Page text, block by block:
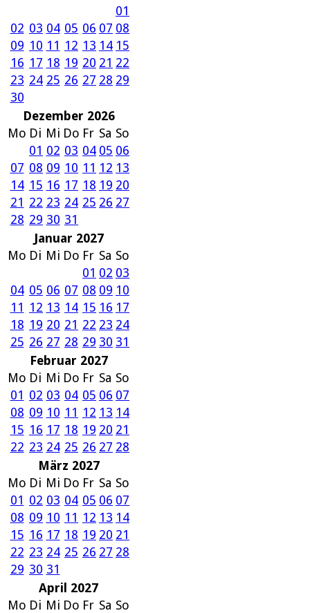
01
02 03 04 05 06 07 08
09 10 11 12 13 14 15
16 17 18 19 20 21 22
23 24 25 26 27 28 29
30
Dezember 2026
Mo Di Mi Do Fr Sa So
01 02 03 04 05 06
07 08 09 10 11 12 13
14 15 16 17 18 19 20
21 22 23 24 25 26 27
28 29 30 31
Januar 2027
Mo Di Mi Do Fr Sa So
01 02 03
04 05 06 07 08 09 10
11 12 13 14 15 16 17
18 19 20 21 22 23 24
25 26 27 28 29 30 31
Februar 2027
Mo Di Mi Do Fr Sa So
01 02 03 04 05 06 07
08 09 10 11 12 13 14
15 16 17 18 19 20 21
22 23 24 25 26 27 28
März 2027
Mo Di Mi Do Fr Sa So
01 02 03 04 05 06 07
08 09 10 11 12 13 14
15 16 17 18 19 20 21
22 23 24 25 26 27 28
29 30 31
April 2027
Mo Di Mi Do Fr Sa So